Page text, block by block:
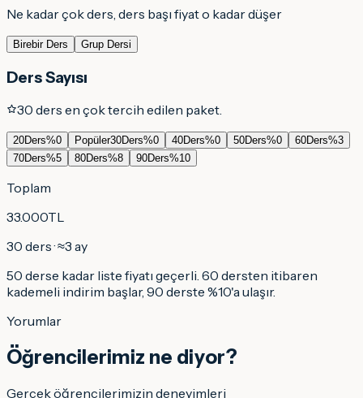
Ne kadar çok ders, ders başı fiyat o kadar düşer
Birebir Ders Grup Dersi
Ders Sayısı
30 ders en çok tercih edilen paket.
20Ders%0 Popüler30Ders%0 40Ders%0 50Ders%0 60Ders%3
70Ders%5 80Ders%8 90Ders%10
Toplam
33.000TL
30 ders · ≈3 ay
50 derse kadar liste fiyatı geçerli. 60 dersten itibaren
kademeli indirim başlar, 90 derste %10'a ulaşır.
Yorumlar
Öğrencilerimiz ne diyor?
Gerçek öğrencilerimizin deneyimleri